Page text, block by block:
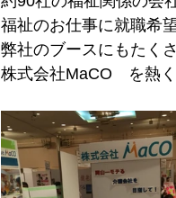
福祉のお仕事に就職希
弊社のブースにもたく
株式会社MaCO　を熱